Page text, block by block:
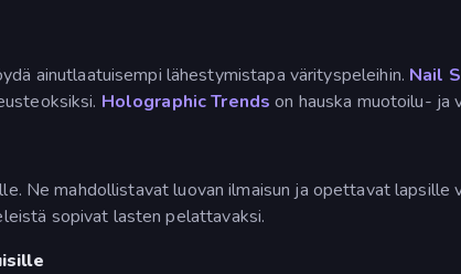
ainutlaatuisempi lähestymistapa värityspeleihin. Nail
Holographic Trends on hauska muotoilu- ja
Ne mahdollistavat luovan ilmaisun ja opettavat lapsille
sopivat lasten pelattavaksi.